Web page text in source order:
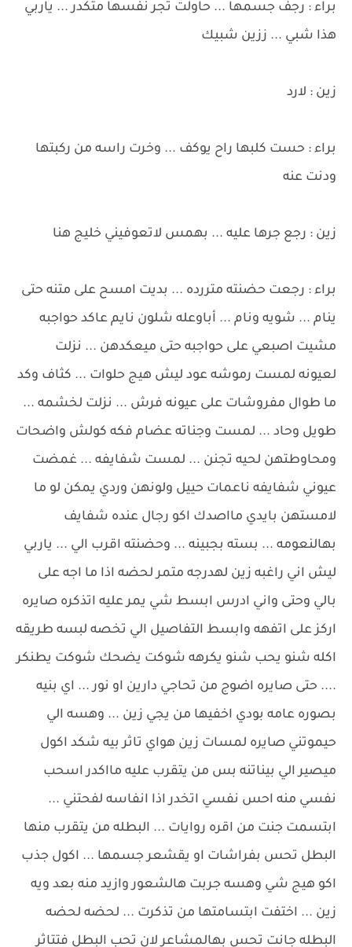
براء : رجف جسمها ... حاولت تجر نفسها متكدر ... ياربي
هذا شبي ... ززين شبيك
زين : لارد
براء : حست كلبها راح يوكف ... وخرت راسه من ركبتها
ودنت عنه
زين : رجع جرها عليه ... بهمس لاتعوفيني خليج هنا
براء : رجعت حضنته متررده ... بديت امسح على متنه حتى
ينام ... شويه ونام ... أباوعله شلون نايم عاكد حواجبه
مشيت اصبعي على حواجبه حتى ميعكدهن ... نزلت
لعيونه لمست رموشه عود ليش هيج حلوات ... كثاف وكد
ما طوال مفروشات على عيونه فرش ... نزلت لخشمه ...
طويل وحاد ... لمست وجناته عضام فكه كولش واضحات
ومحاوطتهن لحيه تجنن ... لمست شفايفه ... غمضت
عيوني شفايفه ناعمات حييل ولونهن وردي يمكن لو ما
لامستهن بايدي مااصدك اكو رجال عنده شفايف
بهالنعومه ... بسته بجبينه ... وحضنته اقرب الي ... ياربي
ليش اني راغبه زين لهدرجه متمر لحضه اذا ما اجه على
بالي وحتى واني ادرس ابسط شي يمر عليه اتذكره صايره
اركز على اتفهه وابسط التفاصيل الي تخصه لبسه طريقه
اكله شنو يحب شنو يكرهه شوكت يضحك شوكت يطنكر
.... حتى صايره اضوج من تحاجي دارين او نور ... اي بنيه
بصوره عامه بودي اخفيها من يجي زين ... وهسه الي
حيموتني صايره لمسات زين هواي تاثر بيه شكد اكول
ميصير الي بيناتنه بس من يتقرب عليه مااكدر اسحب
نفسي منه احس نفسي اتخدر اذا انفاسه لفحتني ...
ابتسمت جنت من اقره روايات ... البطله من يتقرب منها
البطل تحس بفراشات او يقشعر جسمها ... اكول جذب
اكو هيج شي وهسه جربت هالشعور وازيد منه بعد ويه
زين ... اختفت ابتسامتها من تذكرت ... لحضه لحضه
البطله جانت تحس بهالمشاعر لان تحب البطل فتتاثر